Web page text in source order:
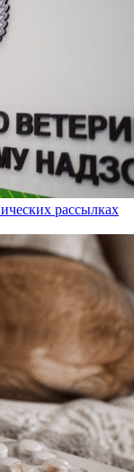
рассылках